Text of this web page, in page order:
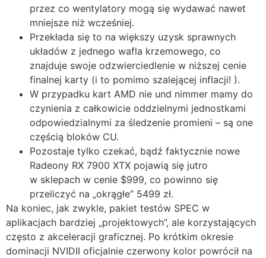
przez co wentylatory mogą się wydawać nawet
mniejsze niż wcześniej.
Przekłada się to na większy uzysk sprawnych
układów z jednego wafla krzemowego, co
znajduje swoje odzwierciedlenie w niższej cenie
finalnej karty (i to pomimo szalejącej inflacji! ).
W przypadku kart AMD nie und nimmer mamy do
czynienia z całkowicie oddzielnymi jednostkami
odpowiedzialnymi za śledzenie promieni – są one
częścią bloków CU.
Pozostaje tylko czekać, bądź faktycznie nowe
Radeony RX 7900 XTX pojawią się jutro
w sklepach w cenie $999, co powinno się
przeliczyć na „okrągłe” 5499 zł.
Na koniec, jak zwykle, pakiet testów SPEC w
aplikacjach bardziej „projektowych”, ale korzystających
często z akceleracji graficznej. Po krótkim okresie
dominacji NVIDII oficjalnie czerwony kolor powrócił na